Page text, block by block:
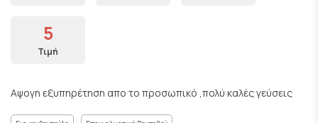
5
Τιμή
Αψογη εξυπηρέτηση απο το προσωπικό ,πολύ καλές γεύσεις